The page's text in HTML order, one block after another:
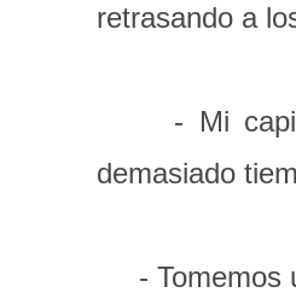
retrasando a
- Mi
demasiado
- Tomemos